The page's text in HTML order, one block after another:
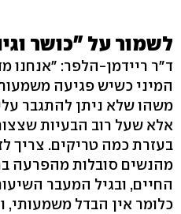
לשמור על "כושר
ד"ר ריידמן-הלפר: "אנחנו
המיני כשיש פגיעה
משהו שלא ניתן להתגבר
אלא שעל רוב הבעיות
מהנשים סובלות מהפרעה
כלומר אין הבדל משמעותי,